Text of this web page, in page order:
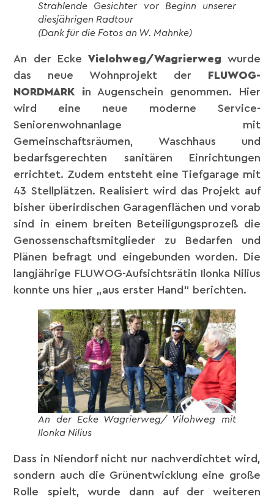
Strahlende Gesichter vor Beginn unserer
diesjährigen Radtour
(Dank für die Fotos an W. Mahnke)
An der EckeVielohweg/Wagrierweg wurde
das neue Wohnprojekt der FLUWOG-
NORDMARK in Augenschein genommen. Hier
wird eine neue moderne Service-
Seniorenwohnanlage mit
Gemeinschaftsräumen, Waschhaus und
bedarfsgerechten sanitären Einrichtungen
errichtet. Zudem entsteht eine Tiefgarage mit
43 Stellplätzen. Realisiert wird das Projekt auf
bisher überirdischen Garagenflächen und vorab
sind in einem breiten Beteiligungsprozeß die
Genossenschaftsmitglieder zu Bedarfen und
Plänen befragt und eingebunden worden. Die
langjährige FLUWOG-Aufsichtsrätin Ilonka Nilius
konnte uns hier „aus erster Hand“ berichten.
An der Ecke Wagrierweg/ Vilohweg mit
Ilonka Nilius
Dass in Niendorf nicht nur nachverdichtet wird,
sondern auch die Grünentwicklung eine große
Rolle spielt, wurde dann auf der weiteren